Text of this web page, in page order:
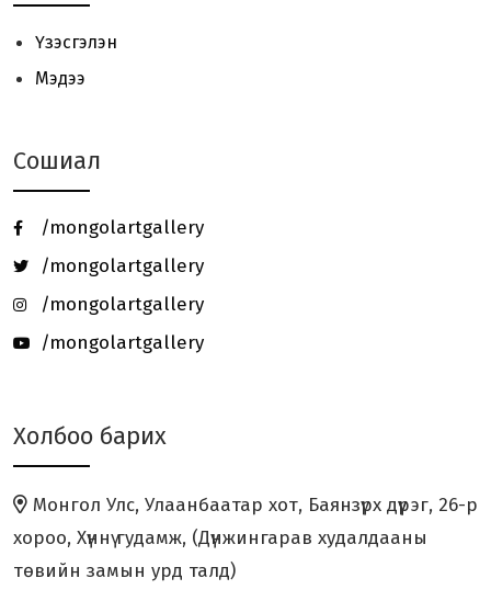
галерейд зочлов.
Ч.ТОГТОХБАЯР Олон Улсын Цасан
“ХӨХ МОНГОЛ” үзэсгэлэн Япон
“ЗҮРХ МАРТАХГҮЙ” төслийн аянд
Үзэсгэлэн
Мэдээ
Сошиал
/mongolartgallery
/mongolartgallery
/mongolartgallery
/mongolartgallery
Холбоо барих
Монгол Улс, Улаанбаатар хот, Баянзүрх дүүрэг, 26-р
хороо, Хүннү гудамж, (Дүнжингарав худалдааны
төвийн замын урд талд)